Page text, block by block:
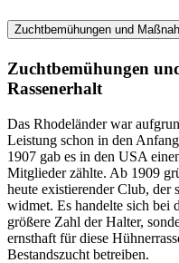
Zuchtbemühungen und
Zuchtbemühungen
Rassenerhalt
Das Rhodeländer war
Leistung schon in den
1907 gab es in den USA
Mitglieder zählte. Ab 1909
heute existierender Club, der
widmet. Es handelte sich bei
größere Zahl der Halter,
ernsthaft für diese
Bestandszucht betreiben.